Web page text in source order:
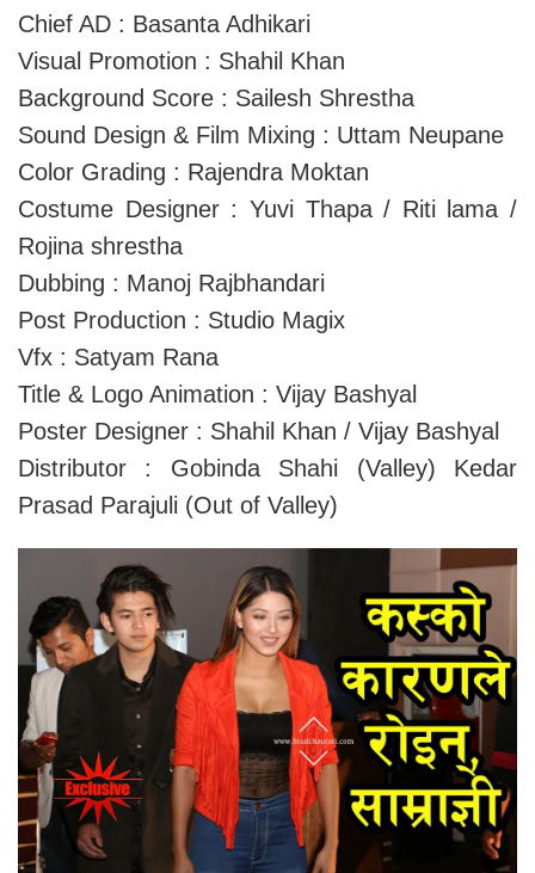
Chief AD : Basanta Adhikari
Visual Promotion : Shahil Khan
Background Score : Sailesh Shrestha
Sound Design & Film Mixing : Uttam Neupane
Color Grading : Rajendra Moktan
Costume Designer : Yuvi Thapa / Riti lama /
Rojina shrestha
Dubbing : Manoj Rajbhandari
Post Production : Studio Magix
Vfx : Satyam Rana
Title & Logo Animation : Vijay Bashyal
Poster Designer : Shahil Khan / Vijay Bashyal
Distributor : Gobinda Shahi (Valley) Kedar
Prasad Parajuli (Out of Valley)